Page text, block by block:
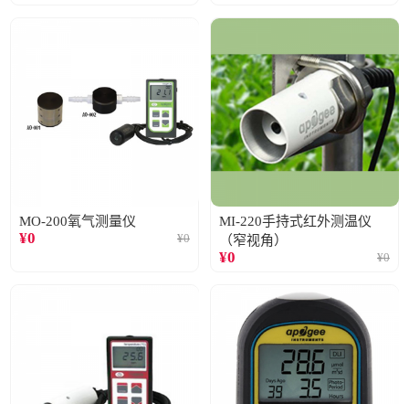
MO-200氧气测量仪
¥0 ¥0
MI-220手持式红外测温仪
（窄视角）
¥0 ¥0